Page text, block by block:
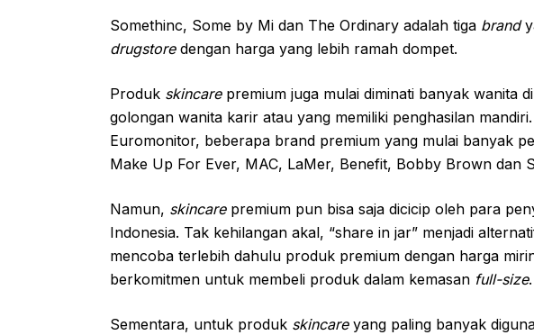
Somethinc, Some by Mi dan The Ordinary adalah tiga brand
drugstoredengan harga yang lebih ramah dompet.
Produk skincarepremium juga mulai diminati banyak wanita
golongan wanita karir atau yang memiliki penghasilan
Euromonitor, beberapa brand premium yang mulai banyak
Make Up For Ever, MAC, LaMer, Benefit, Bobby Brown dan
Namun, skincarepremium pun bisa saja dicicip oleh para
Indonesia. Tak kehilangan akal, “share in jar” menjadi
mencoba terlebih dahulu produk premium dengan harga
berkomitmen untuk membeli produk dalam kemasan full-size.
Sementara, untuk produk skincareyang paling banyak